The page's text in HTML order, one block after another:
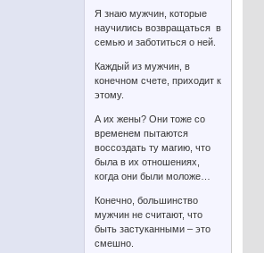
Я знаю мужчин, которые
научились возвращаться в
семью и заботиться о ней.
Каждый из мужчин, в
конечном счете, приходит к
этому.
А их жены? Они тоже со
временем пытаются
воссоздать ту магию, что
была в их отношениях,
когда они были моложе…
Конечно, большинство
мужчин не считают, что
быть застуканными – это
смешно.